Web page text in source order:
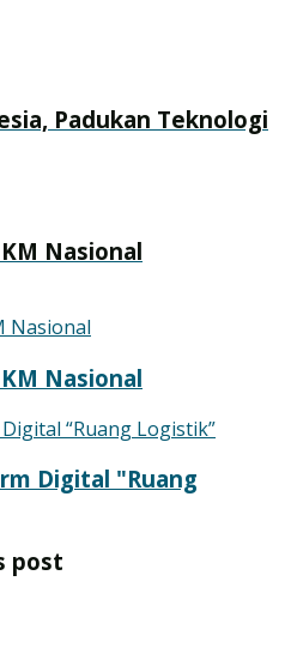
Padukan Teknologi
Nasional
Nasional
Digital "Ruang
post